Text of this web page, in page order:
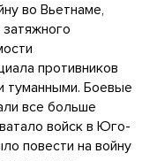
во Вьетнаме,
противников
туманными. Боевые
все больше
войск в Юго-
повести на войну